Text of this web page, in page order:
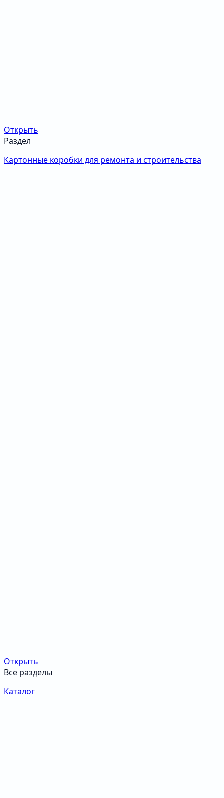
Открыть
Раздел
Картонные коробки для ремонта и строительства
Открыть
Все разделы
Каталог